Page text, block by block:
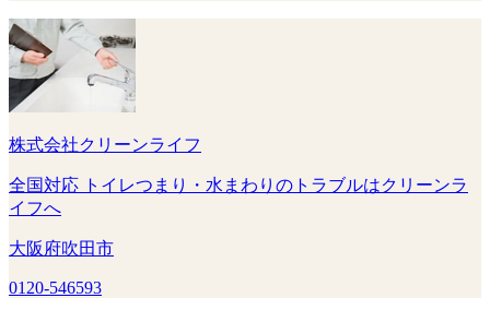
株式会社クリーンライフ
全国対応 トイレつまり・水まわりのトラブルはクリーンラ
イフへ
大阪府吹田市
0120-546593